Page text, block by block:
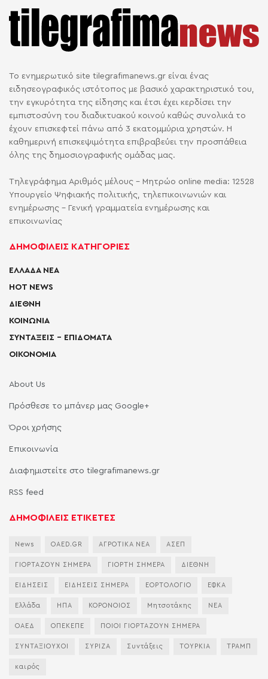
Το ενημερωτικό site tilegrafimanews.gr είναι ένας
ειδησεογραφικός ιστότοπος με βασικό χαρακτηριστικό του,
την εγκυρότητα της είδησης και έτσι έχει κερδίσει την
εμπιστοσύνη του διαδικτυακού κοινού καθώς συνολικά το
έχουν επισκεφτεί πάνω από 3 εκατομμύρια χρηστών. Η
καθημερινή επισκεψιμότητα επιβραβεύει την προσπάθεια
όλης της δημοσιογραφικής ομάδας μας.
Τηλεγράφημα Αριθμός μέλους - Μητρώο online media: 12528
Υπουργείο Ψηφιακής πολιτικής, τηλεπικοινωνιών και
ενημέρωσης - Γενική γραμματεία ενημέρωσης και
επικοινωνίας
ΔΗΜΟΦΙΛΕΙΣ ΚΑΤΗΓΟΡΙΕΣ
ΕΛΛΑΔΑ ΝΕΑ
HOT NEWS
ΔΙΕΘΝΗ
ΚΟΙΝΩΝΙΑ
ΣΥΝΤΑΞΕΙΣ – ΕΠΙΔΟΜΑΤΑ
ΟΙΚΟΝΟΜΙΑ
About Us
Πρόσθεσε το μπάνερ μας Google+
Όροι χρήσης
Επικοινωνία
Διαφημιστείτε στο tilegrafimanews.gr
RSS feed
ΔΗΜΟΦΙΛΕΙΣ ΕΤΙΚΕΤΕΣ
News OAED.GR ΑΓΡΟΤΙΚΑ ΝΕΑ ΑΣΕΠ
ΓΙΟΡΤΑΖΟΥΝ ΣΗΜΕΡΑ ΓΙΟΡΤΗ ΣΗΜΕΡΑ ΔΙΕΘΝΗ
ΕΙΔΗΣΕΙΣ ΕΙΔΗΣΕΙΣ ΣΗΜΕΡΑ ΕΟΡΤΟΛΟΓΙΟ ΕΦΚΑ
Ελλάδα ΗΠΑ ΚΟΡΟΝΟΙΟΣ Μητσοτάκης ΝΕΑ
ΟΑΕΔ ΟΠΕΚΕΠΕ ΠΟΙΟΙ ΓΙΟΡΤΑΖΟΥΝ ΣΗΜΕΡΑ
ΣΥΝΤΑΞΙΟΥΧΟΙ ΣΥΡΙΖΑ Συντάξεις ΤΟΥΡΚΙΑ ΤΡΑΜΠ
καιρός